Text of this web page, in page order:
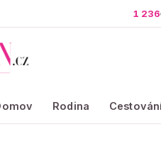
1 236
Rodina